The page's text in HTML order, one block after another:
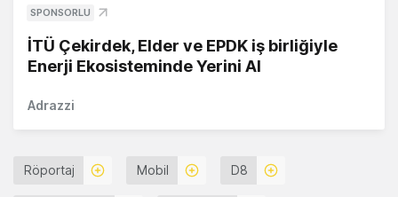
SPONSORLU
İTÜ Çekirdek, Elder ve EPDK iş birliğiyle
Enerji Ekosisteminde Yerini Al
Adrazzi
Röportaj Mobil D8